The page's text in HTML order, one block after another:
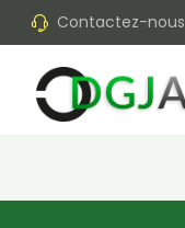
Contactez-nous